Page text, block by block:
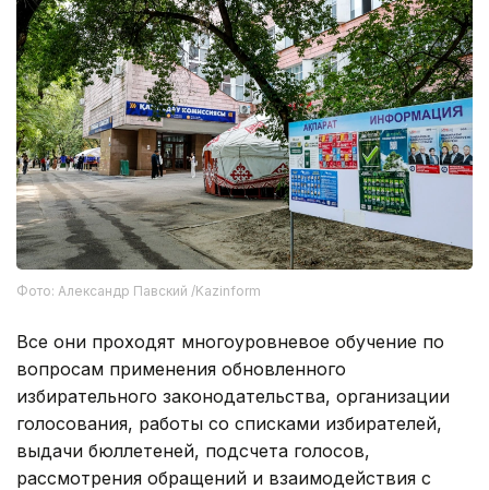
Фото: Александр Павский /Kazinform
Все они проходят многоуровневое обучение по
вопросам применения обновленного
избирательного законодательства, организации
голосования, работы со списками избирателей,
выдачи бюллетеней, подсчета голосов,
рассмотрения обращений и взаимодействия с